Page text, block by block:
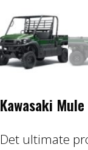
BÅT OG
Båter
Suzuki
TILHENGERE
Kawasaki
Det ultimate